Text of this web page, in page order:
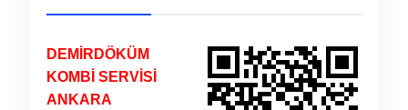
DEMİRDÖKÜM
KOMBİ SERVİSİ
ANKARA